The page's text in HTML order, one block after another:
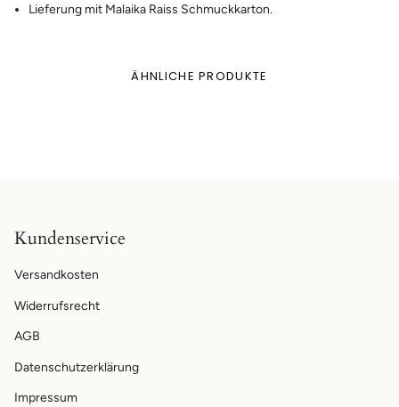
Lieferung mit Malaika Raiss Schmuckkarton.
ÄHNLICHE PRODUKTE
Kundenservice
Versandkosten
Widerrufsrecht
AGB
Datenschutzerklärung
Impressum